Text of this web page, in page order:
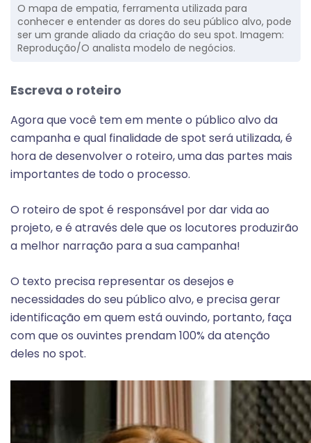
O mapa de empatia, ferramenta utilizada para
conhecer e entender as dores do seu público alvo, pode
ser um grande aliado da criação do seu spot. Imagem:
Reprodução/O analista modelo de negócios.
Escreva o roteiro
Agora que você tem em mente o público alvo da
campanha e qual finalidade de spot será utilizada, é
hora de desenvolver o roteiro, uma das partes mais
importantes de todo o processo.
O roteiro de spot é responsável por dar vida ao
projeto, e é através dele que os locutores produzirão
a melhor narração para a sua campanha!
O texto precisa representar os desejos e
necessidades do seu público alvo, e precisa gerar
identificação em quem está ouvindo, portanto, faça
com que os ouvintes prendam 100% da atenção
deles no spot.